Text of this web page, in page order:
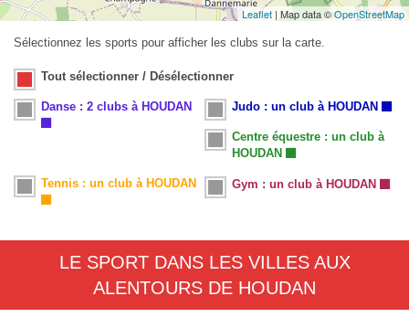
Leaflet | Map data ©OpenStreetMap
Sélectionnez les sports pour afficher les clubs sur la carte.
Tout sélectionner / Désélectionner
Danse : 2 clubs à HOUDAN Judo : un club à HOUDAN
Centre équestre : un club à
HOUDAN
Tennis : un club à HOUDAN Gym : un club à HOUDAN
LE SPORT DANS LES VILLES AUX
ALENTOURS DE HOUDAN